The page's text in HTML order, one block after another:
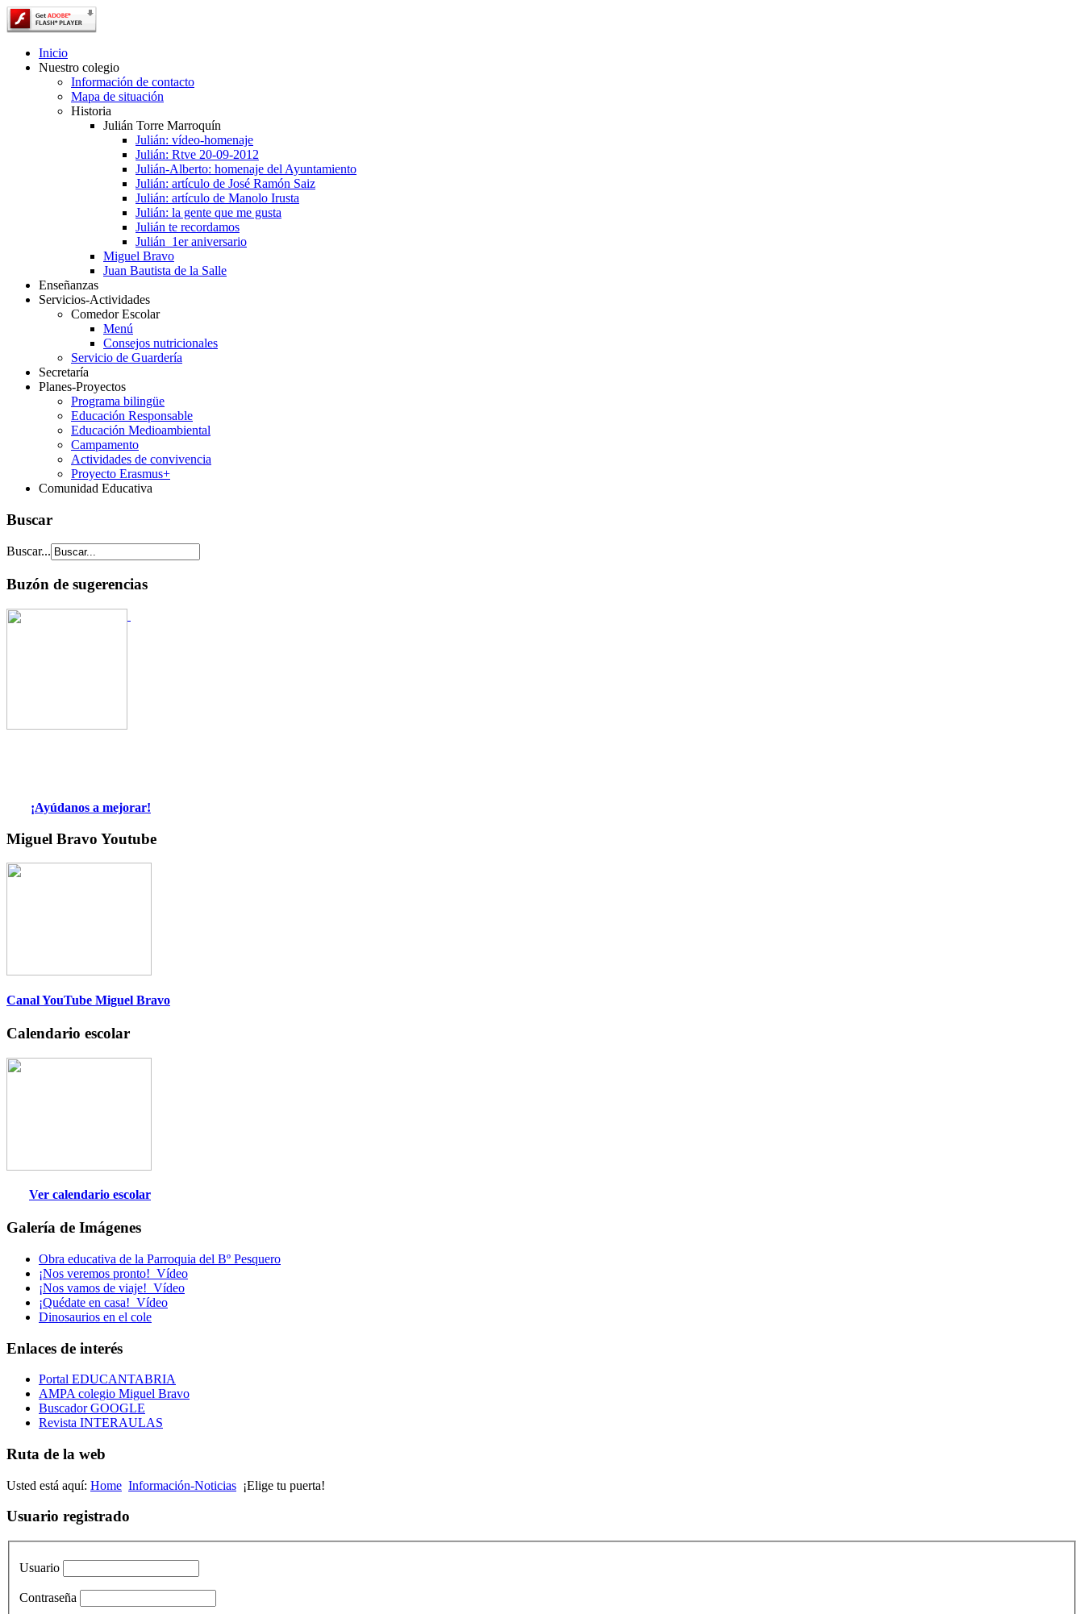
Inicio
Nuestro colegio
Información de contacto
Mapa de situación
Historia
Julián Torre Marroquín
Julián: vídeo-homenaje
Julián: Rtve 20-09-2012
Julián-Alberto: homenaje del Ayuntamiento
Julián: artículo de José Ramón Saiz
Julián: artículo de Manolo Irusta
Julián: la gente que me gusta
Julián te recordamos
Julián_1er aniversario
Miguel Bravo
Juan Bautista de la Salle
Enseñanzas
Servicios-Actividades
Comedor Escolar
Menú
Consejos nutricionales
Servicio de Guardería
Secretaría
Planes-Proyectos
Programa bilingüe
Educación Responsable
Educación Medioambiental
Campamento
Actividades de convivencia
Proyecto Erasmus+
Comunidad Educativa
Buscar
Buscar...
Buzón de sugerencias
¡Ayúdanos a mejorar!
Miguel Bravo Youtube
Canal YouTube Miguel Bravo
Calendario escolar
Ver calendario escolar
Galería de Imágenes
Obra educativa de la Parroquia del Bº Pesquero
¡Nos veremos pronto!_Vídeo
¡Nos vamos de viaje!_Vídeo
¡Quédate en casa!_Vídeo
Dinosaurios en el cole
Enlaces de interés
Portal EDUCANTABRIA
AMPA colegio Miguel Bravo
Buscador GOOGLE
Revista INTERAULAS
Ruta de la web
Usted está aquí: Home Información-Noticias ¡Elige tu puerta!
Usuario registrado
Usuario
Contraseña